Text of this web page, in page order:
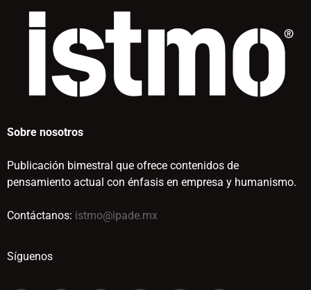
Sobre nosotros
Publicación bimestral que ofrece contenidos de
pensamiento actual con énfasis en empresa y humanismo.
Contáctanos: istmo@ipade.mx
Síguenos